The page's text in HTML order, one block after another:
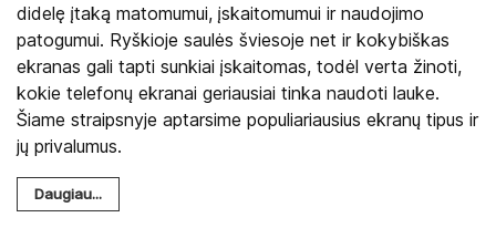
didelę įtaką matomumui, įskaitomumui ir naudojimo
patogumui. Ryškioje saulės šviesoje net ir kokybiškas
ekranas gali tapti sunkiai įskaitomas, todėl verta žinoti,
kokie telefonų ekranai geriausiai tinka naudoti lauke.
Šiame straipsnyje aptarsime populiariausius ekranų tipus ir
jų privalumus.
Daugiau...